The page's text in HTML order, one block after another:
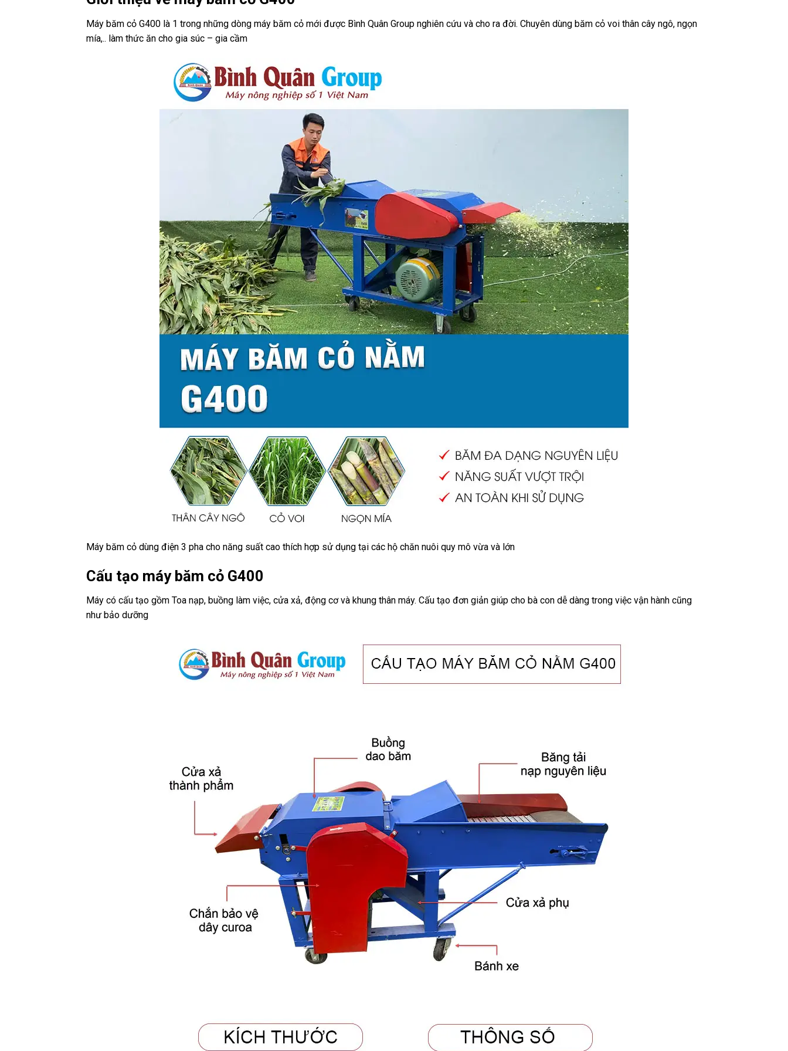
Máy băm cỏ G400 là 1 trong những dòng máy băm cỏ mới được Bình Quân Group nghiên cứu và cho ra đời. Chuyên dùng băm cỏ voi thân cây ngô, ngọn
mía,.. làm thức ăn cho gia súc – gia cầm
Máy băm cỏ dùng điện 3 pha cho năng suất cao thích hợp sử dụng tại các hộ chăn nuôi quy mô vừa và lớn
Cấu tạo máy băm cỏ G400
Máy có cấu tạo gồm Toa nạp, buồng làm việc, cửa xả, động cơ và khung thân máy. Cấu tạo đơn giản giúp cho bà con dễ dàng trong việc vận hành cũng
như bảo dưỡng